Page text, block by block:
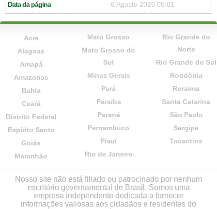
Data da página 6 Agosto 2026 05:01
Acre
Alagoas
Amapá
Amazonas
Bahia
Ceará
Distrito Federal
Espírito Santo
Goiás
Maranhão
Mato Grosso
Mato Grosso do
Sul
Minas Gerais
Pará
Paraíba
Paraná
Pernambuco
Piauí
Rio de Janeiro
Rio Grande do
Norte
Rio Grande do Sul
Rondônia
Roraima
Santa Catarina
São Paulo
Sergipe
Tocantins
Nosso site não está filiado ou patrocinado por nenhum
escritório governamental de Brasil. Somos uma
empresa independente dedicada a fornecer
informações valiosas aos cidadãos e residentes do